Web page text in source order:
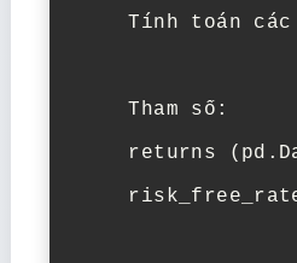
Tính toán
    Tham số:
returns